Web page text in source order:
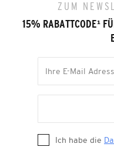
ZUM
15% RABATTCODE¹
Ich habe die